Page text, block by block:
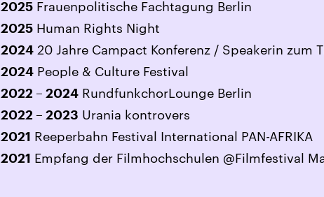
2025 Frauenpolitische Fachtagung Berlin
2025 Human Rights Night
2024 20 Jahre Campact Konferenz / Speakerin zum
2024 People & Culture Festival
2022 – 2024 RundfunkchorLounge Berlin
2022 – 2023 Urania kontrovers
2021 Reeperbahn Festival International PAN-AFRIKA
2021 Empfang der Filmhochschulen @Filmfestival